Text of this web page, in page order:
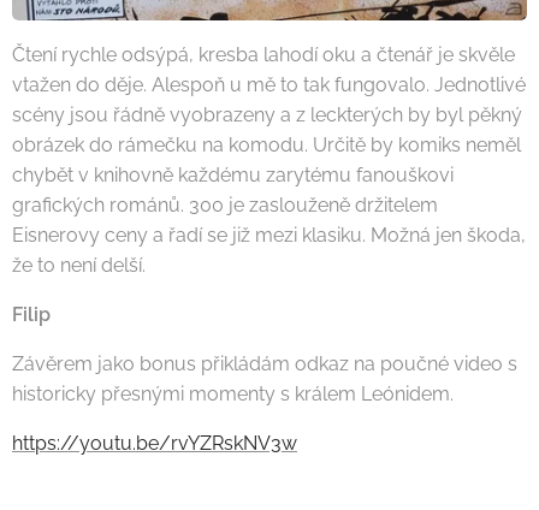
Čtení rychle odsýpá, kresba lahodí oku a čtenář je skvěle
vtažen do děje. Alespoň u mě to tak fungovalo. Jednotlivé
scény jsou řádně vyobrazeny a z leckterých by byl pěkný
obrázek do rámečku na komodu. Určitě by komiks neměl
chybět v knihovně každému zarytému fanouškovi
grafických románů. 300 je zaslouženě držitelem
Eisnerovy ceny a řadí se již mezi klasiku. Možná jen škoda,
že to není delší.
Filip
Závěrem jako bonus přikládám odkaz na poučné video s
historicky přesnými momenty s králem Leónidem.
https://youtu.be/rvYZRskNV3w